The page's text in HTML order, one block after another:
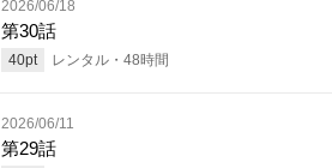
2026/06/18
第30話
40pt レンタル・ 48時間
2026/06/11
第29話